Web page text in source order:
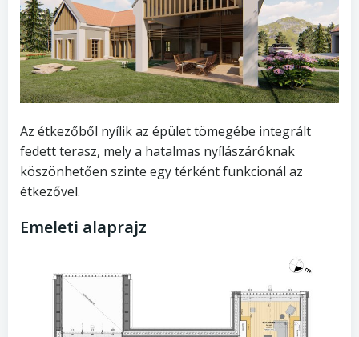
Az étkezőből nyílik az épület tömegébe integrált
fedett terasz, mely a hatalmas nyílászáróknak
köszönhetően szinte egy térként funkcionál az
étkezővel.
Emeleti alaprajz